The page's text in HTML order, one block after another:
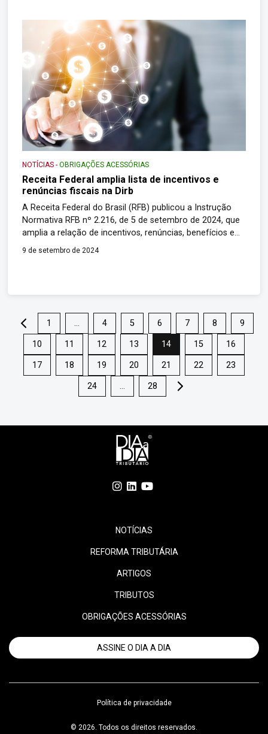
do Sistema Nacional de […]
NOTÍCIAS -OBRIGAÇÕES ACESSÓRIAS
Receita Federal amplia lista de incentivos e
renúncias fiscais na Dirb
A Receita Federal do Brasil (RFB) publicou a Instrução
Normativa RFB nº 2.216, de 5 de setembro de 2024, que
amplia a relação de incentivos, renúncias, benefícios e
imunidades de natureza tributária a serem informados
9 de setembro de 2024
. 1 … 4 5 6 7 8 9
10 11 12 13 14 15 16
17 18 19 20 21 22 23
24 … 28 .
NOTÍCIAS
REFORMA TRIBUTÁRIA
ARTIGOS
TRIBUTOS
OBRIGAÇÕES ACESSÓRIAS
ASSINE O DIA A DIA
Política de privacidade
© 2026. Todos os direitos reservados.